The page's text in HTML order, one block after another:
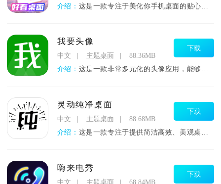
介绍： 这是一款专注于美化你手机桌面的贴心小助手，它能让你的手机瞬间
我要头像
中文 主题桌面
88.36MB
介绍： 这是一款非常多元化的头像应用，能够帮助每一位用户找到自己喜欢
下载
灵动纯净桌面
中文 主题桌面
88.68MB
介绍： 这是一款专注于提供简洁高效、美观桌面体验的应用程序，它旨在通
下载
嗨来电秀
中文 主题桌面
68.84MB
下载